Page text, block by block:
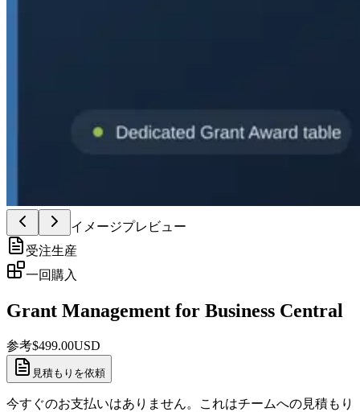
イメージプレビュー
受注生産
一回購入
Grant Management for Business Central
参考$499.00USD
見積もりを依頼
今すぐのお支払いはありません。これはチームへの見積もり